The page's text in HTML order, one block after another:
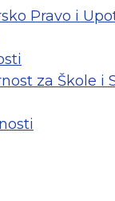
Pravo i
za Škole i